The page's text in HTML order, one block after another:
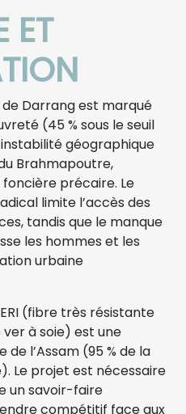
ET
de Darrang est marqué
(45 % sous le seuil
géographique
Brahmapoutre,
précaire. Le
limite l’accès des
tandis que le manque
les hommes et les
urbaine
ERI (fibre très résistante
à soie) est une
l’Assam (95 % de la
Le projet est nécessaire
un savoir-faire
compétitif face aux